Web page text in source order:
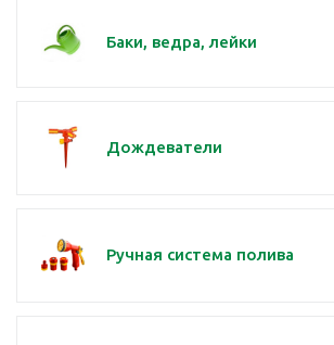
Баки, ведра, лейки
Дождеватели
Ручная система полива